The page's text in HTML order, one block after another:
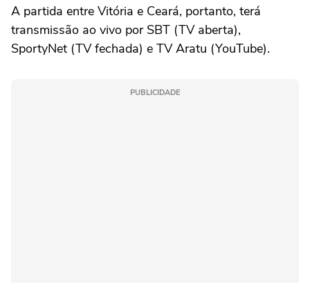
A partida entre Vitória e Ceará, portanto, terá
transmissão ao vivo por SBT (TV aberta),
SportyNet (TV fechada) e TV Aratu (YouTube).
PUBLICIDADE